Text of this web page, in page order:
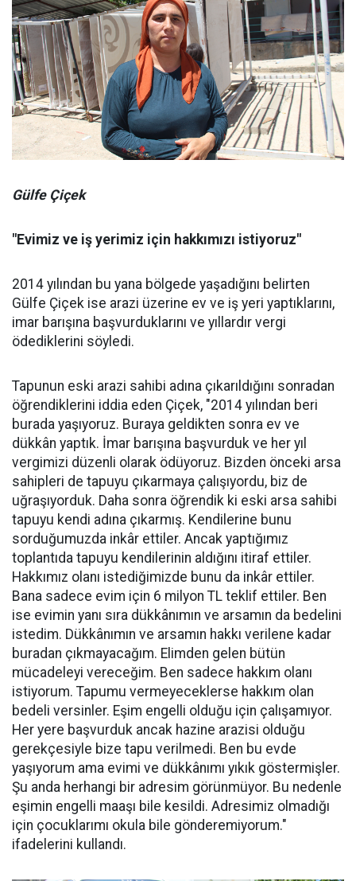
Gülfe Çiçek
"Evimiz ve iş yerimiz için hakkımızı istiyoruz"
2014 yılından bu yana bölgede yaşadığını belirten
Gülfe Çiçek ise arazi üzerine ev ve iş yeri yaptıklarını,
imar barışına başvurduklarını ve yıllardır vergi
ödediklerini söyledi.
Tapunun eski arazi sahibi adına çıkarıldığını sonradan
öğrendiklerini iddia eden Çiçek, "2014 yılından beri
burada yaşıyoruz. Buraya geldikten sonra ev ve
dükkân yaptık. İmar barışına başvurduk ve her yıl
vergimizi düzenli olarak ödüyoruz. Bizden önceki arsa
sahipleri de tapuyu çıkarmaya çalışıyordu, biz de
uğraşıyorduk. Daha sonra öğrendik ki eski arsa sahibi
tapuyu kendi adına çıkarmış. Kendilerine bunu
sorduğumuzda inkâr ettiler. Ancak yaptığımız
toplantıda tapuyu kendilerinin aldığını itiraf ettiler.
Hakkımız olanı istediğimizde bunu da inkâr ettiler.
Bana sadece evim için 6 milyon TL teklif ettiler. Ben
ise evimin yanı sıra dükkânımın ve arsamın da bedelini
istedim. Dükkânımın ve arsamın hakkı verilene kadar
buradan çıkmayacağım. Elimden gelen bütün
mücadeleyi vereceğim. Ben sadece hakkım olanı
istiyorum. Tapumu vermeyeceklerse hakkım olan
bedeli versinler. Eşim engelli olduğu için çalışamıyor.
Her yere başvurduk ancak hazine arazisi olduğu
gerekçesiyle bize tapu verilmedi. Ben bu evde
yaşıyorum ama evimi ve dükkânımı yıkık göstermişler.
Şu anda herhangi bir adresim görünmüyor. Bu nedenle
eşimin engelli maaşı bile kesildi. Adresimiz olmadığı
için çocuklarımı okula bile gönderemiyorum."
ifadelerini kullandı.